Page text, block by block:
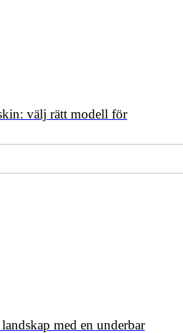
välj rätt modell för
med en underbar